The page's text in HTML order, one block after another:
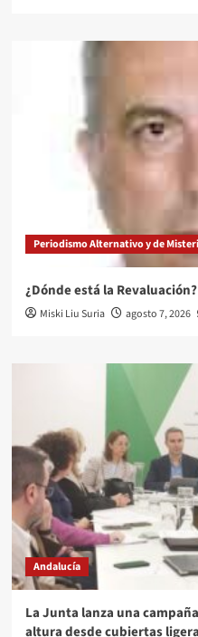
Periodismo Alternativo y de
¿Dónde está la Revaluación?
Miski Liu Suria agosto 7, 2026
Andalucía
La Junta lanza una
altura desde cubiertas